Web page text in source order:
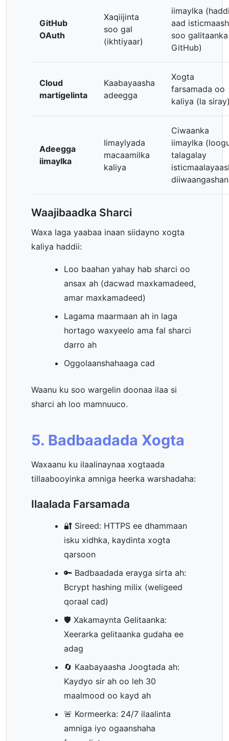
GitHub
OAuth
Xaqiijinta
soo gal
(ikhtiyaar)
iimaylka
aad
soo galitaanka
GitHub)
Cloud
martigelinta
Kaabayaasha
adeegga
Xogta
farsamada oo
kaliya (la
Adeegga
iimaylka
Iimaylyada
macaamilka
kaliya
Ciwaanka
iimaylka
talagalay
Waajibaadka Sharci
Waxa laga yaabaa inaan siidayno xogta
kaliya haddii:
Loo baahan yahay hab sharci oo
ansax ah (dacwad maxkamadeed,
amar maxkamadeed)
Lagama maarmaan ah in laga
hortago waxyeelo ama fal sharci
darro ah
Oggolaanshahaaga cad
Waanu ku soo wargelin doonaa ilaa si
sharci ah loo mamnuuco.
5. Badbaadada Xogta
Waxaanu ku ilaalinaynaa xogtaada
tillaabooyinka amniga heerka warshadaha:
Ilaalada Farsamada
🔐 Sireed: HTTPS ee dhammaan
isku xidhka, kaydinta xogta
qarsoon
🔑 Badbaadada erayga sirta ah:
Bcrypt hashing milix (weligeed
qoraal cad)
🛡️ Xakamaynta Gelitaanka:
Xeerarka gelitaanka gudaha ee
adag
🔄 Kaabayaasha Joogtada ah:
Kaydyo sir ah oo leh 30
maalmood oo kayd ah
🚨 Kormeerka: 24/7 ilaalinta
amniga iyo ogaanshaha